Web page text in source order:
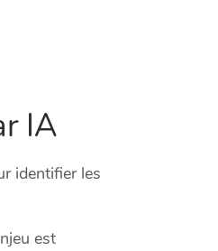
IA
identifier les
est